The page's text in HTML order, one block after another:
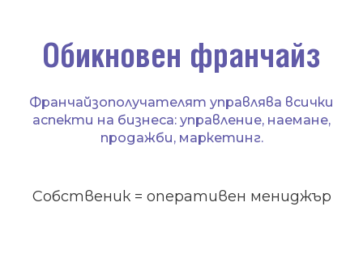
Обикновен франчайз
Франчайзополучателят управлява всички
аспекти на бизнеса: управление, наемане,
продажби, маркетинг.
Собственик = оперативен мениджър